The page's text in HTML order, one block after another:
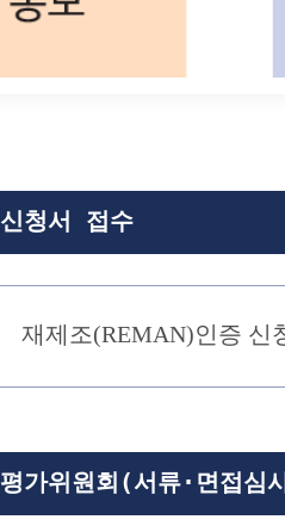
신청서 접수
재제조(REMAN)인증 신
평가위원회(서류·면접심